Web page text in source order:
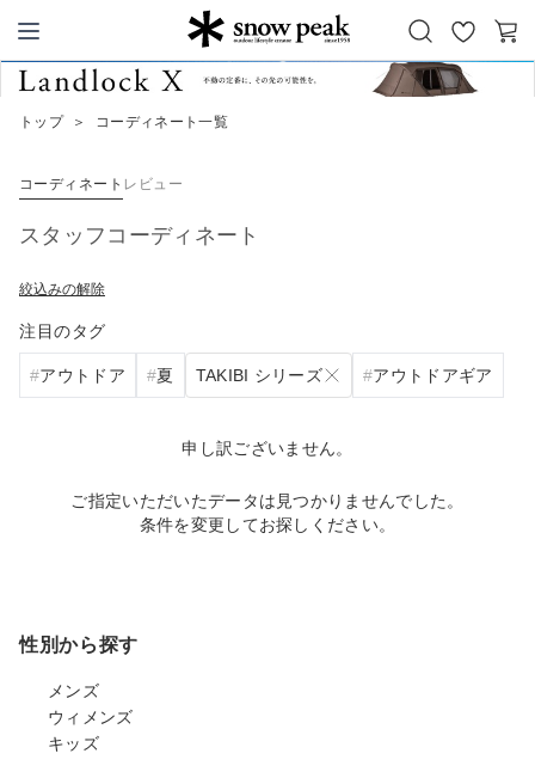
Snow Peak
お
気
カ
トップ ＞ コーディネート一覧
コーディネート レビュー
スタッフコーディネート
絞込みの解除
注目のタグ
アウトドア 夏 TAKIBI シリーズ アウトドアギア
申し訳ございません。
ご指定いただいたデータは見つかりませんでした。
条件を変更してお探しください。
性別から探す
メンズ
ウィメンズ
キッズ